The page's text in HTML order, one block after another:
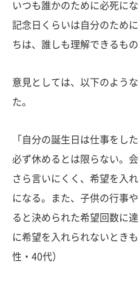
いつも誰かのために必死に
記念日くらいは自分のため
ちは、誰しも理解できるも
意見としては、以下のよう
た。
「自分の誕生日は仕事をし
必ず休めるとは限らない。
さら言いにくく、希望を入
になる。また、子供の行事
ると決められた希望回数に
に希望を入れられないとき
性・40代）